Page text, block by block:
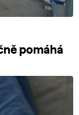
pomáhá